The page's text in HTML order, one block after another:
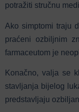
potražiti stručnu
Ako simptomi traju
praćeni ozbiljnim
farmaceutom je
Konačno, valja se
stavljanja bijelog
predstavljaju